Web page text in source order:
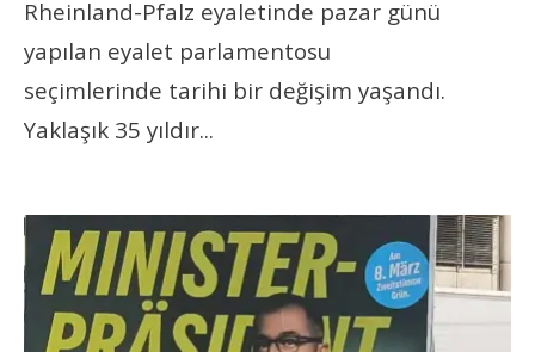
Rheinland-Pfalz eyaletinde pazar günü
yapılan eyalet parlamentosu
seçimlerinde tarihi bir değişim yaşandı.
Yaklaşık 35 yıldır...